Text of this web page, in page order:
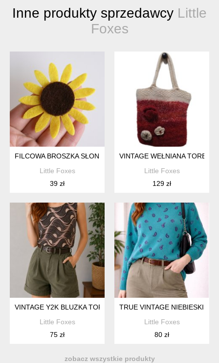
Inne produkty sprzedawcy Little
Foxes
FILCOWA BROSZKA SŁONECZNIK
Little Foxes
39 zł
VINTAGE WEŁNIANA
Little Foxes
129 zł
VINTAGE Y2K BLUZKA TOP BEZ RĘKAWÓW AVANT GARDE
Little Foxes
75 zł
TRUE VINTAGE NIEBIESKI
Little Foxes
80 zł
zobacz wszystkie produkty